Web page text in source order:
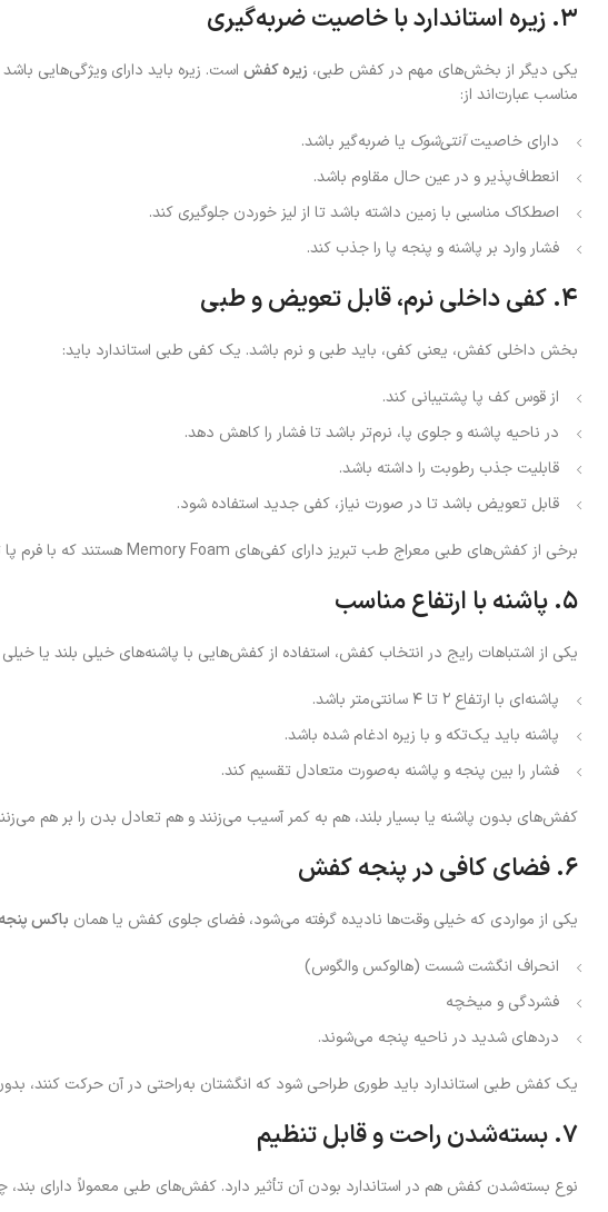
۳. زیره استاندارد با خاصیت ضربه‌گیری
یکی دیگر از بخش‌های مهم در کفش طبی، زیره کفش است. زیره باید دارای ویژگی‌هایی
مناسب عبارت‌اند از:
دارای خاصیتآنتی‌شوک یا ضربه‌گیر باشد.
انعطاف‌پذیر و در عین حال مقاوم باشد.
اصطکاک مناسبی با زمین داشته باشد تا از لیز خوردن جلوگیری کند.
فشار وارد بر پاشنه و پنجه پا را جذب کند.
۴. کفی داخلی نرم، قابل تعویض و طبی
بخش داخلی کفش، یعنی کفی، باید طبی و نرم باشد. یک کفی طبی استاندارد باید:
از قوس کف پا پشتیبانی کند.
در ناحیه پاشنه و جلوی پا، نرم‌تر باشد تا فشار را کاهش دهد.
قابلیت جذب رطوبت را داشته باشد.
قابل تعویض باشد تا در صورت نیاز، کفی جدید استفاده شود.
برخی از کفش‌های طبی معراج طب تبریز دارای کفی‌های Memory Foam هستند که با فرم پا تطبیق پیدا می‌کنند.
۵. پاشنه با ارتفاع مناسب
یکی از اشتباهات رایج در انتخاب کفش، استفاده از کفش‌هایی با پاشنه‌های خیلی بلند یا
پاشنه‌ای با ارتفاع ۲ تا ۴ سانتی‌متر باشد.
پاشنه باید یک‌تکه و با زیره ادغام شده باشد.
فشار را بین پنجه و پاشنه به‌صورت متعادل تقسیم کند.
کفش‌های بدون پاشنه یا بسیار بلند، هم به کمر آسیب می‌زنند و هم تعادل بدن را بر هم
۶. فضای کافی در پنجه کفش
یکی از مواردی که خیلی وقت‌ها نادیده گرفته می‌شود، فضای جلوی کفش یا همان باکس پنجه
انحراف انگشت شست (هالوکس والگوس)
فشردگی و میخچه
دردهای شدید در ناحیه پنجه می‌شوند.
یک کفش طبی استاندارد باید طوری طراحی شود که انگشتان به‌راحتی در آن حرکت کنند،
۷. بسته‌شدن راحت و قابل تنظیم
نوع بسته‌شدن کفش هم در استاندارد بودن آن تأثیر دارد. کفش‌های طبی معمولاً دارای